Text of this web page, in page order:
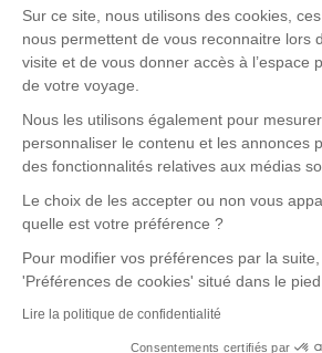
Sur ce site, nous utilisons des cookies,
nous permettent de vous reconnaitre lors
visite et de vous donner accès à l’espace
de votre voyage.
Nous les utilisons également pour mesurer
personnaliser le contenu et les annonces
des fonctionnalités relatives aux médias
Le choix de les accepter ou non vous
quelle est votre préférence ?
Pour modifier vos préférences par la
'Préférences de cookies' situé dans le pied
Lire la politique de confidentialité
Consentements certifiés par